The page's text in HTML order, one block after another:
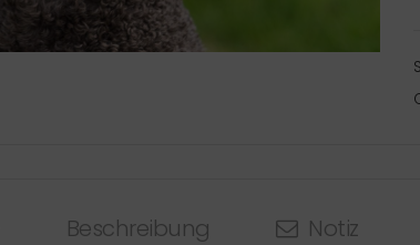
Beschreibung Notiz